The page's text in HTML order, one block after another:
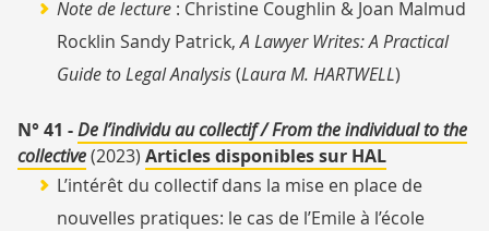
Note de lecture: Christine Coughlin & Joan Malmud
Rocklin Sandy Patrick,A Lawyer Writes: A Practical
Guide to Legal Analysis(Laura M. HARTWELL)
N° 41 -De l’individu au collectif / From the individual to the
collective(2023) Articles disponibles sur HAL
L’intérêt du collectif dans la mise en place de
nouvelles pratiques: le cas de l’Emile à l’école